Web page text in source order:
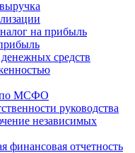
на прибыль
средств
по МСФО
руководства
независимых
финансовая отчетность